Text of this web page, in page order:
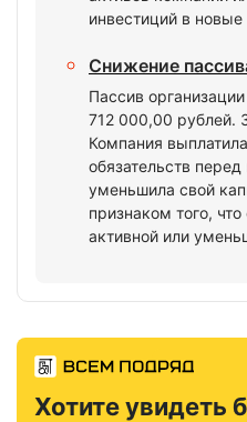
инвестиций в
Снижение
Пассив
712 000,00 рублей.
Компания
обязательств
уменьшила свой
признаком того,
активной или
Хотите увидеть